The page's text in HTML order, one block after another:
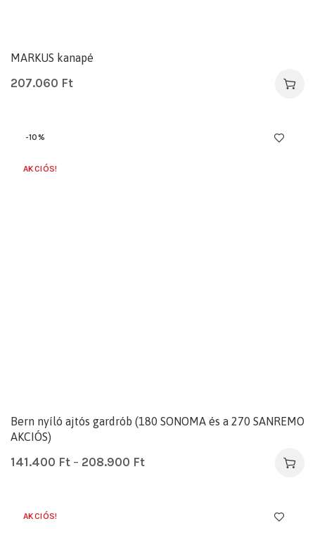
MARKUS kanapé
207.060 Ft
-10%
AKCIÓS!
Bern nyíló ajtós gardrób (180 SONOMA és a 270 SANREMO
AKCIÓS)
141.400 Ft – 208.900 Ft
AKCIÓS!